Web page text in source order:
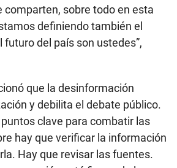
comparten, sobre todo en esta
definiendo también el
futuro del país son ustedes”,
que la desinformación
y debilita el debate público.
clave para combatir las
hay que verificar la información
Hay que revisar las fuentes.